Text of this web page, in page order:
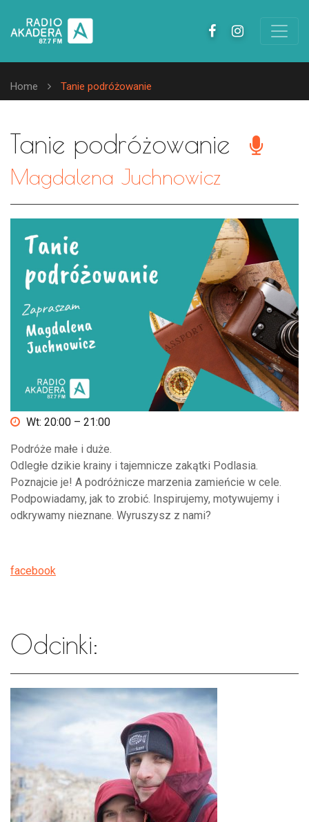
Home Tanie podróżowanie
Tanie podróżowanie
Magdalena Juchnowicz
Wt: 20:00 – 21:00
Podróże małe i duże.
Odległe dzikie krainy i tajemnicze zakątki Podlasia.
Poznajcie je! A podróżnicze marzenia zamieńcie w cele.
Podpowiadamy, jak to zrobić. Inspirujemy, motywujemy i
odkrywamy nieznane. Wyruszysz z nami?
facebook
Odcinki: